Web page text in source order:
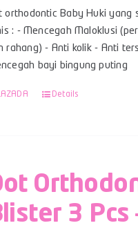
orthodontic Baby Huki yang
: - Mencegah Maloklusi
rahang) - Anti kolik - Anti
bayi bingung puting
Details
3 Pcs